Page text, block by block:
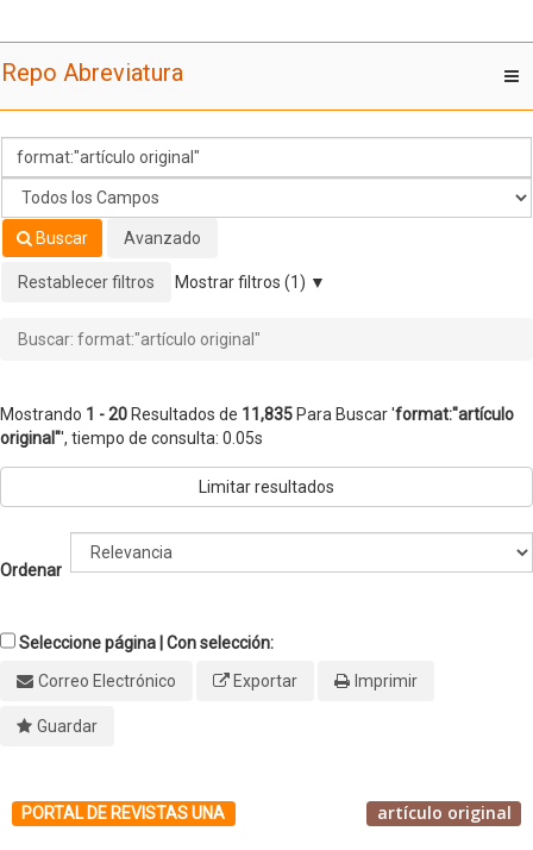
original" '
Repo Abreviatura
Buscar Avanzado
Restablecer filtros Mostrar filtros (1)
Buscar: format:"artículo original"
Mostrando 1 - 20 Resultados de 11,835 Para Buscar 'format:"artículo
original"', tiempo de consulta: 0.05s
Limitar resultados
Ordenar
Seleccione página | Con selección:
Correo Electrónico
Exportar Imprimir
Guardar
PORTAL DE REVISTAS UNA artículo original